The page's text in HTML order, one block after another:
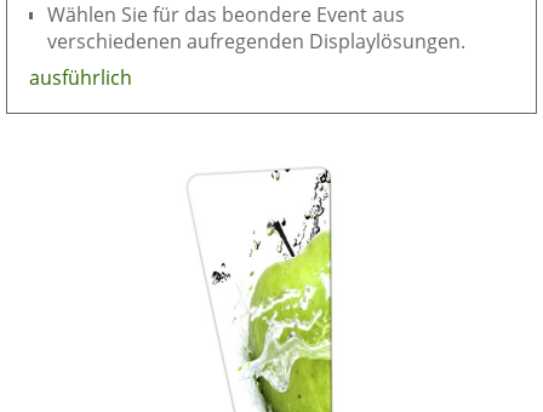
Wählen Sie für das beondere Event aus
verschiedenen aufregenden Displaylösungen.
ausführlich